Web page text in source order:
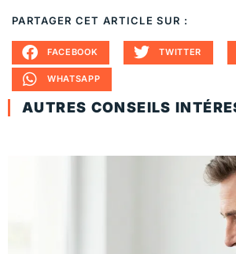
PARTAGER CET ARTICLE SUR :
FACEBOOK TWITTER
WHATSAPP
AUTRES CONSEILS